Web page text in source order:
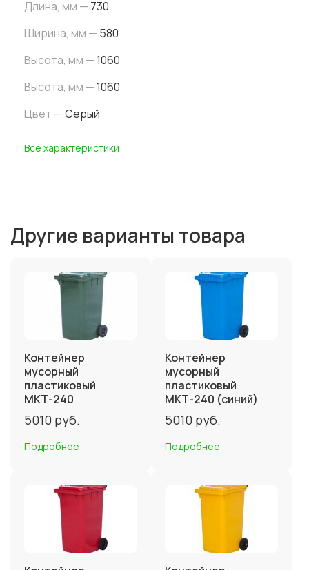
Длина, мм — 730
Ширина, мм — 580
Высота, мм —1060
Высота, мм —1060
Цвет —Серый
Все характеристики
Другие варианты товара
Контейнер
мусорный
пластиковый
МКТ-240
5010 руб.
Подробнее
Контейнер
мусорный
пластиковый
МКТ-240 (синий)
5010 руб.
Подробнее